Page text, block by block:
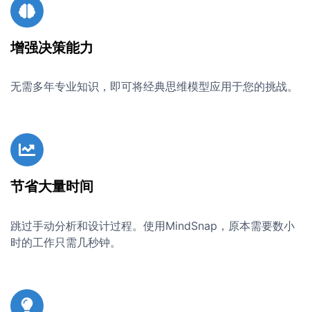
增强决策能力
无需多年专业知识，即可将经典思维模型应用于您的挑战。
节省大量时间
跳过手动分析和设计过程。使用MindSnap，原本需要数小
时的工作只需几秒钟。